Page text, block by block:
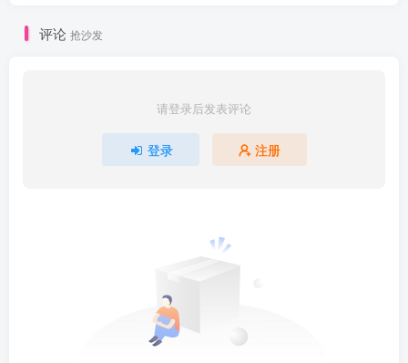
评论 抢沙发
请登录后发表评论
登录 注册